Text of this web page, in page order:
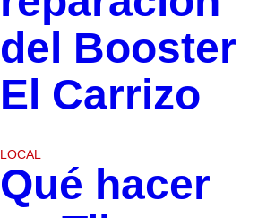
del Booster
El Carrizo
LOCAL
Qué hacer